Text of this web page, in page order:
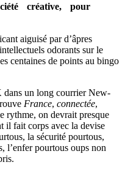
créative, pour
aiguisé par d’âpres
odorants sur le
centaines de points au bingo
dans un long courrier New-
France, connectée,
rythme, on devrait presque
il fait corps avec la devise
la sécurité pourtous,
l’enfer pourtous oups non